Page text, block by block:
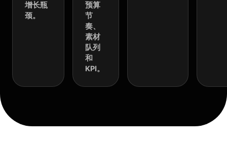
增长瓶
颈。
预算
节
奏、
素材
队列
和
KPI。